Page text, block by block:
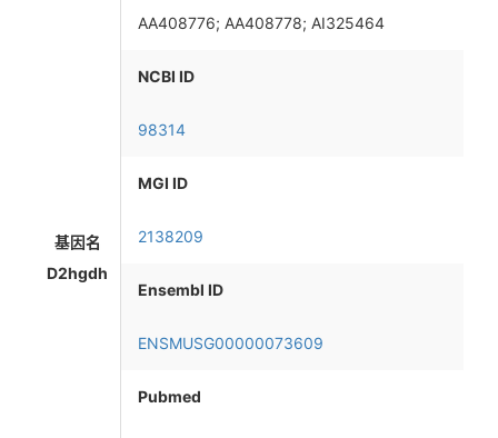
基因名
D2hgdh
AA408776; AA408778; AI325464
NCBI ID
98314
MGI ID
2138209
Ensembl ID
ENSMUSG00000073609
Pubmed